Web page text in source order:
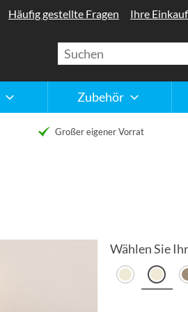
Zubehör
Häufig gestellte Fragen Ihre
Großer eigener Vorrat
Wählen Sie